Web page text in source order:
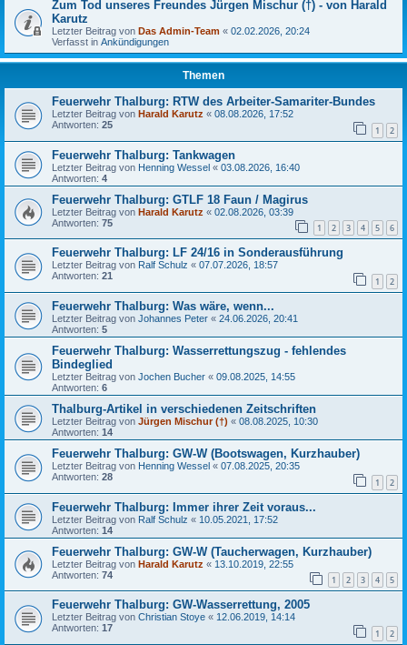
Zum Tod unseres Freundes Jürgen Mischur (†) - von Harald
Karutz
Letzter Beitrag von Das Admin-Team « 02.02.2026, 20:24
Verfasst in Ankündigungen
Themen
Feuerwehr Thalburg: RTW des Arbeiter-Samariter-Bundes
Letzter Beitrag von Harald Karutz « 08.08.2026, 17:52
Antworten: 25 1 2
Feuerwehr Thalburg: Tankwagen
Letzter Beitrag von Henning Wessel « 03.08.2026, 16:40
Antworten: 4
Feuerwehr Thalburg: GTLF 18 Faun / Magirus
Letzter Beitrag von Harald Karutz « 02.08.2026, 03:39
Antworten: 75 1 2 3 4 5 6
Feuerwehr Thalburg: LF 24/16 in Sonderausführung
Letzter Beitrag von Ralf Schulz « 07.07.2026, 18:57
Antworten: 21 1 2
Feuerwehr Thalburg: Was wäre, wenn...
Letzter Beitrag von Johannes Peter « 24.06.2026, 20:41
Antworten: 5
Feuerwehr Thalburg: Wasserrettungszug - fehlendes
Bindeglied
Letzter Beitrag von Jochen Bucher « 09.08.2025, 14:55
Antworten: 6
Thalburg-Artikel in verschiedenen Zeitschriften
Letzter Beitrag von Jürgen Mischur (†) « 08.08.2025, 10:30
Antworten: 14
Feuerwehr Thalburg: GW-W (Bootswagen, Kurzhauber)
Letzter Beitrag von Henning Wessel « 07.08.2025, 20:35
Antworten: 28 1 2
Feuerwehr Thalburg: Immer ihrer Zeit voraus...
Letzter Beitrag von Ralf Schulz « 10.05.2021, 17:52
Antworten: 14
Feuerwehr Thalburg: GW-W (Taucherwagen, Kurzhauber)
Letzter Beitrag von Harald Karutz « 13.10.2019, 22:55
Antworten: 74 1 2 3 4 5
Feuerwehr Thalburg: GW-Wasserrettung, 2005
Letzter Beitrag von Christian Stoye « 12.06.2019, 14:14
Antworten: 17 1 2